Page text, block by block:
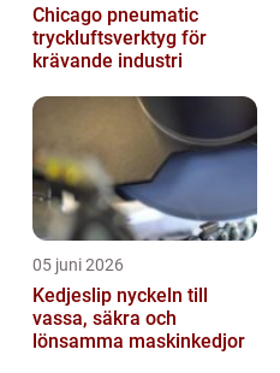
Chicago pneumatic
tryckluftsverktyg för
krävande industri
05 juni 2026
Kedjeslip nyckeln till
vassa, säkra och
lönsamma maskinkedjor